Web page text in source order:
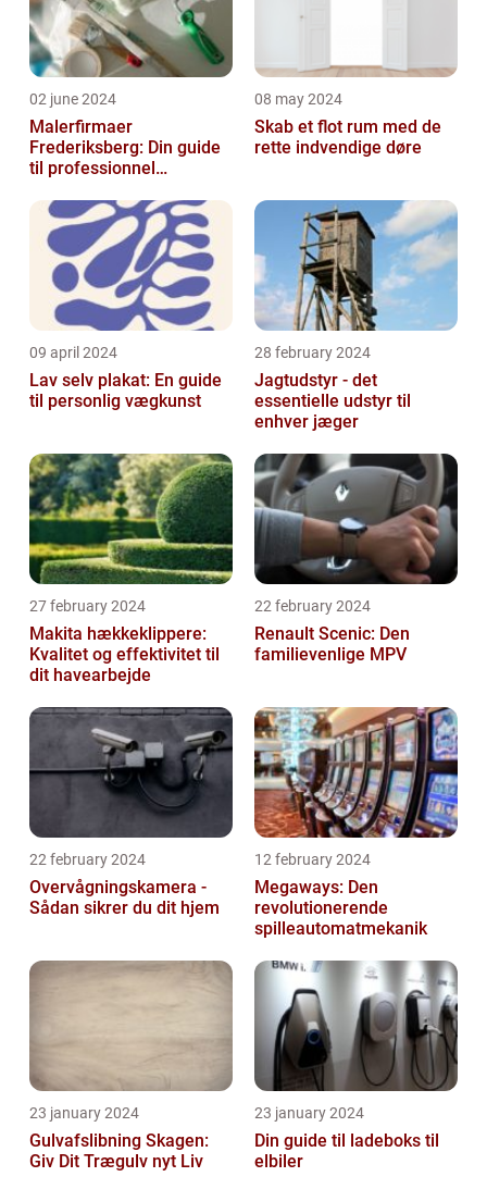
02 june 2024
Malerfirmaer
Frederiksberg: Din guide
til professionnel
08 may 2024
Skab et flot rum med de
rette indvendige døre
09 april 2024
Lav selv plakat: En guide
til personlig vægkunst
28 february 2024
Jagtudstyr - det
essentielle udstyr til
enhver jæger
27 february 2024
Makita hækkeklippere:
Kvalitet og effektivitet til
dit havearbejde
22 february 2024
Renault Scenic: Den
familievenlige MPV
22 february 2024
Overvågningskamera -
Sådan sikrer du dit hjem
12 february 2024
Megaways: Den
revolutionerende
spilleautomatmekanik
23 january 2024
Gulvafslibning Skagen:
Giv Dit Trægulv nyt Liv
23 january 2024
Din guide til ladeboks til
elbiler